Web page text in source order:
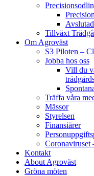
Tillväxt
Om Agroväst
S3 Piloten –
Jobba hos oss
Vill du
Träffa våra
Mässor
Styrelsen
Finansiärer
Coronaviruset
Kontakt
About Agroväst
Gröna möten